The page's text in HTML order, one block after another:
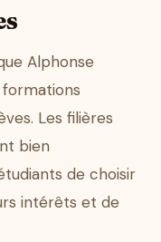
Alphonse
Les filières
bien
de choisir
intérêts et de